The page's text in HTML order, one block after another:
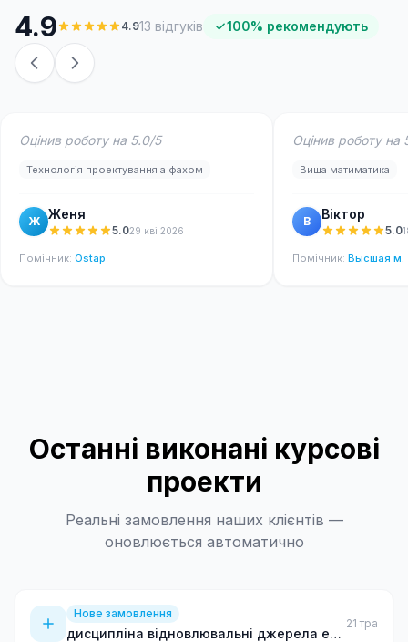
4.9
4.913 відгуків 100% рекомендують
Оцінив роботу на 5.0/5
Технологія проектування а фахом
Ж Женя
5.029 кві 2026
Помічник: Ostap
Оцінив роботу на
Вища матиматика
В Віктор
5.0
Помічник: Высшая м.
Останні виконані курсові
проекти
Реальні замовлення наших клієнтів —
оновлюється автоматично
Нове замовлення
дисципліна відновлювальні джерела електроенергії
21 тра